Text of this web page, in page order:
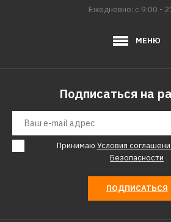
Ежедневно: с 9:00 -
МЕНЮ
Подписаться на
Принимаю Условия
Безопасности
ПОДПИСАТЬСЯ